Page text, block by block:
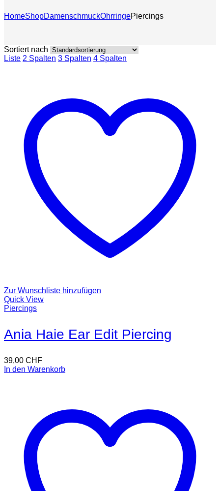
HomeShopDamenschmuckOhrringePiercings
Sortiert nach
Liste 2 Spalten 3 Spalten 4 Spalten
Zur Wunschliste hinzufügen
Quick View
Piercings
Ania Haie Ear Edit Piercing
39,00 CHF
In den Warenkorb